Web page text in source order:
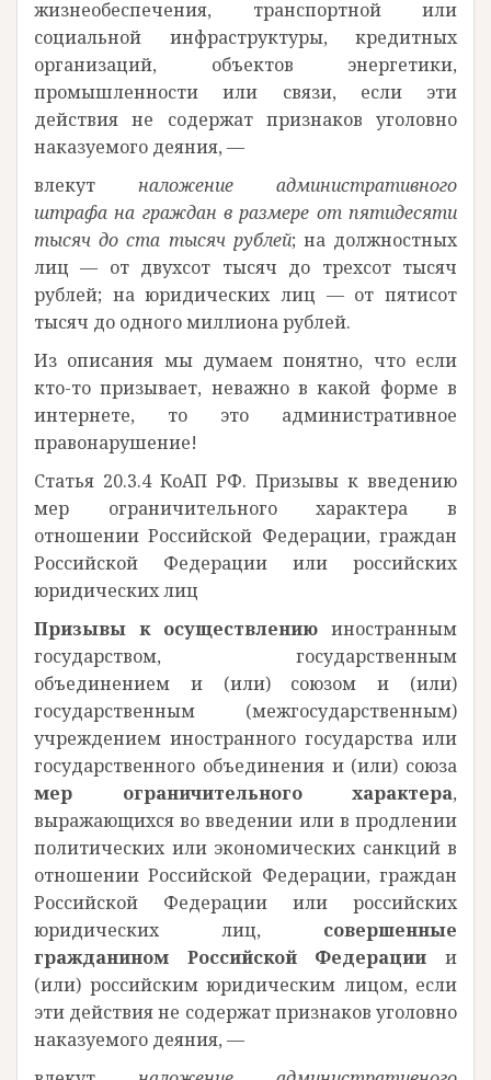
жизнеобеспечения, транспортной или
социальной инфраструктуры, кредитных
организаций, объектов энергетики,
промышленности или связи, если эти
действия не содержат признаков уголовно
наказуемого деяния, —
влекут наложение административного
штрафа на граждан в размере от пятидесяти
тысяч до ста тысяч рублей; на должностных
лиц — от двухсот тысяч до трехсот тысяч
рублей; на юридических лиц — от пятисот
тысяч до одного миллиона рублей.
Из описания мы думаем понятно, что если
кто-то призывает, неважно в какой форме в
интернете, то это административное
правонарушение!
Статья 20.3.4 КоАП РФ. Призывы к введению
мер ограничительного характера в
отношении Российской Федерации, граждан
Российской Федерации или российских
юридических лиц
Призывы к осуществлению иностранным
государством, государственным
объединением и (или) союзом и (или)
государственным (межгосударственным)
учреждением иностранного государства или
государственного объединения и (или) союза
мер ограничительного характера,
выражающихся во введении или в продлении
политических или экономических санкций в
отношении Российской Федерации, граждан
Российской Федерации или российских
юридических лиц, совершенные
гражданином Российской Федерации и
(или) российским юридическим лицом, если
эти действия не содержат признаков уголовно
наказуемого деяния, —